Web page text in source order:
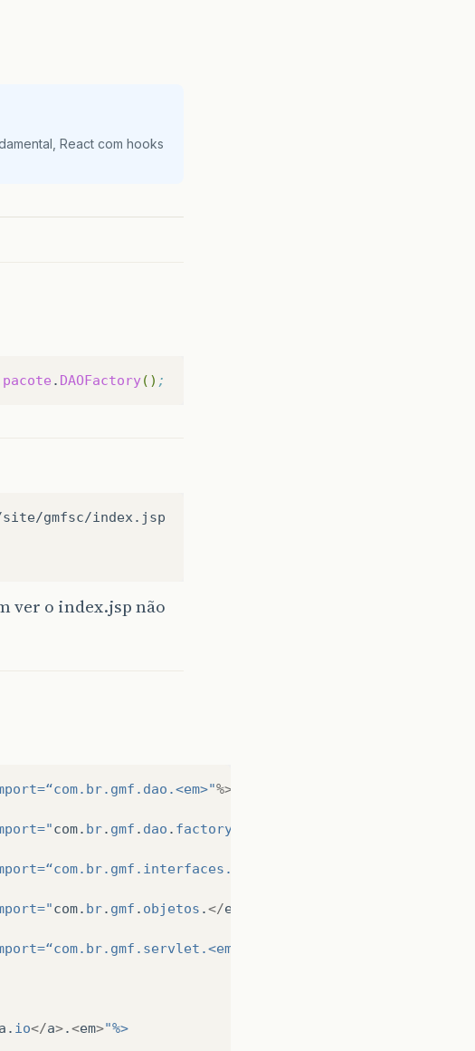
React com hooks
pacote . DAOFactory() ;
gmfsc/index.jsp
ver o index.jsp não
%>
com. br. gmf . dao . factory
com. br. gmf . objetos .</em
. io</a>.<em>"%>